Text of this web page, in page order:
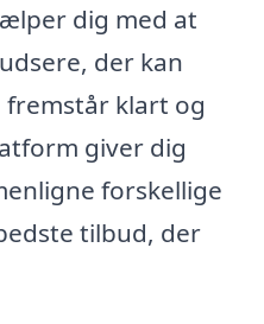
dig med at
der kan
klart og
giver dig
forskellige
tilbud, der